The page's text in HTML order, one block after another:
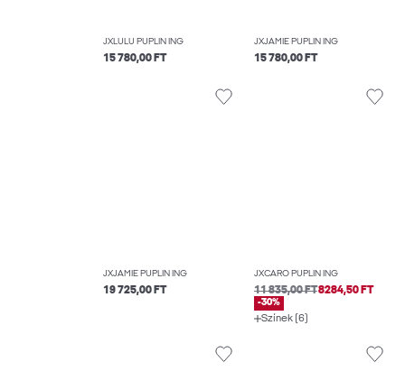
JXLULU PUPLIN ING
15 780,00 FT
JXJAMIE PUPLIN ING
15 780,00 FT
JXJAMIE PUPLIN ING
19 725,00 FT
JXCARO PUPLIN ING
11 835,00 FT8284,50 FT
-30%
Színek (6)